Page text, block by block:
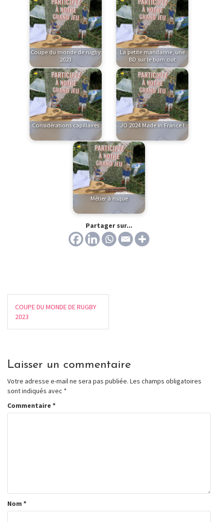
Coupe du monde de rugby
2023
La petite mandarine, une
BD sur le burn out
Considérations capillaires JO 2024 Made in France !
Métier à risque
Partager sur...
COUPE DU MONDE DE RUGBY
2023
Laisser un commentaire
Votre adresse e-mail ne sera pas publiée. Les champs obligatoires
sont indiqués avec *
Commentaire *
Nom *